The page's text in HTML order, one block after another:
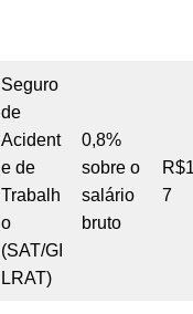
Seguro
de
Acident
e de
Trabalh
o
(SAT/GI
LRAT)
0,8%
sobre o
salário
bruto
7